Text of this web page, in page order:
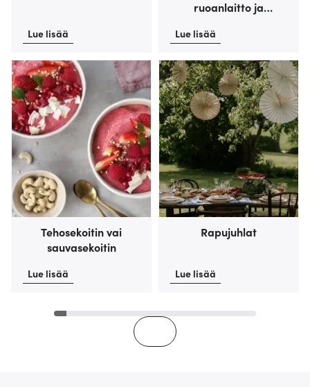
Lue lisää
ruoanlaitto ja
rannalle
Lue lisää
Tehosekoitin vai
sauvasekoitin
Lue lisää
Rapujuhlat
Lue lisää